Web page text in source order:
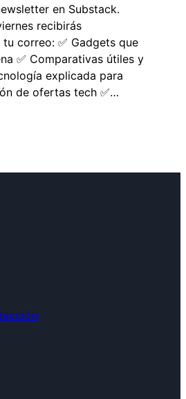
en Substack.
recibirás
correo: ✅ Gadgets que
✅ Comparativas útiles y
explicada para
de ofertas tech ✅…